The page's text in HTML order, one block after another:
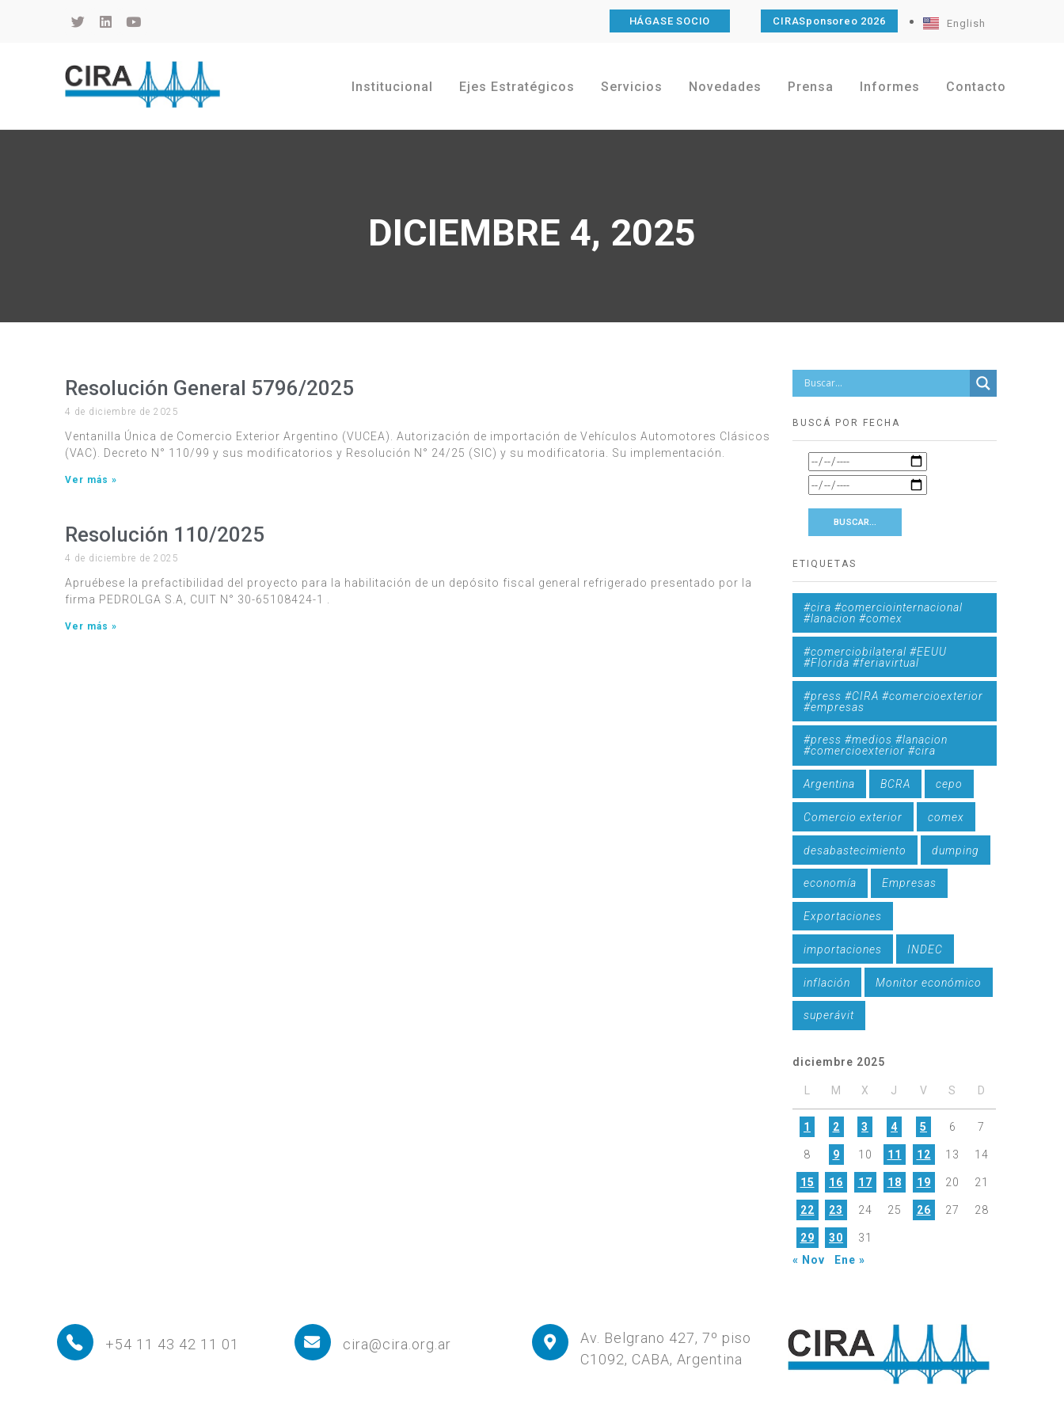
HÁGASE SOCIO CIRASponsoreo 2026 English
Institucional Ejes Estratégicos Servicios Novedades Prensa Informes Contacto
DICIEMBRE 4, 2025
Resolución General 5796/2025
4 de diciembre de 2025
Ventanilla Única de Comercio Exterior Argentino (VUCEA). Autorización de importación de Vehículos Automotores Clásicos
(VAC). Decreto N° 110/99 y sus modificatorios y Resolución N° 24/25 (SIC) y su modificatoria. Su implementación.
Ver más »
Resolución 110/2025
4 de diciembre de 2025
Apruébese la prefactibilidad del proyecto para la habilitación de un depósito fiscal general refrigerado presentado por la
firma PEDROLGA S.A, CUIT N° 30-65108424-1 .
Ver más »
BUSCÁ POR FECHA
ETIQUETAS
#cira #comerciointernacional
#lanacion #comex
#comerciobilateral #EEUU
#Florida #feriavirtual
#press #CIRA #comercioexterior
#empresas
#press #medios #lanacion
#comercioexterior #cira
Argentina BCRA cepo
Comercio exterior comex
desabastecimiento dumping
economía Empresas
Exportaciones
importaciones INDEC
inflación Monitor económico
superávit
diciembre 2025
L M X J V S D
1 2 3 4 5 6 7
8 9 10 11 12 13 14
15 16 17 18 19 20 21
22 23 24 25 26 27 28
29 30
31
« Nov
Ene »
+54 11 43 42 11 01 cira@cira.org.ar
Av. Belgrano 427, 7º piso
C1092, CABA, Argentina